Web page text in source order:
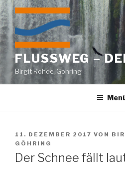
Zum
Inhalt
springen
FLUSSWEG –
Birgit Rohde-Göhring
VERÖFFENTLICHT
AM
11. DEZEMBER 2017 VON
GÖHRING
Der Schnee fällt